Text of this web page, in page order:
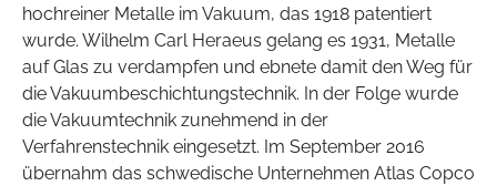
hochreiner Metalle im Vakuum, das 1918 patentiert
wurde. Wilhelm Carl Heraeus gelang es 1931, Metalle
auf Glas zu verdampfen und ebnete damit den Weg für
die Vakuumbeschichtungstechnik. In der Folge wurde
die Vakuumtechnik zunehmend in der
Verfahrenstechnik eingesetzt. Im September 2016
übernahm das schwedische Unternehmen Atlas Copco